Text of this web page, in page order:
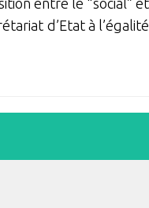
entre le “social” et
d’Etat à l’égalité